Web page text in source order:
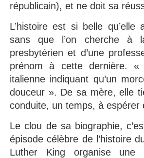
républicain), et ne doit sa
L’histoire est si belle qu’elle
sans que l’on cherche à
presbytérien et d’une
prénom à cette dernière.
italienne indiquant qu’un
douceur ». De sa mère, elle
conduite, un temps, à espérer
Le clou de sa biographie,
épisode célèbre de l’histoire
Luther King organise une